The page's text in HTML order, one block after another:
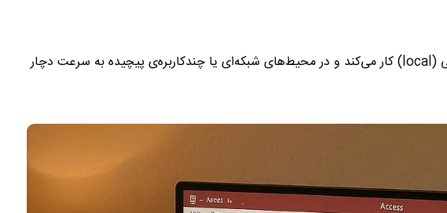
اما باید توجه داشت که Access به‌صورت محلی (local) کار می‌کند و در محیط‌های شبکه‌ای یا چندکاربره‌ی پیچیده به سرعت دچار